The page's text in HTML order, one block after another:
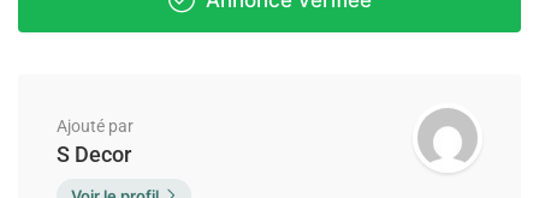
Ajouté par
S Decor